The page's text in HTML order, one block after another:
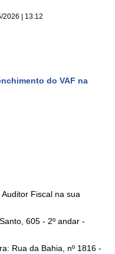
2026 | 13:12
do VAF na
Fiscal na sua
605 - 2º andar -
Rua da Bahia, nº 1816 -